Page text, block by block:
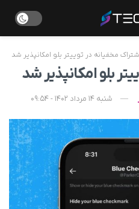
مخفیانه در توییتر بلو امکانپذیر شد
بلو امکانپذیر شد
شنبه 14 مرداد 1402 - 09:54